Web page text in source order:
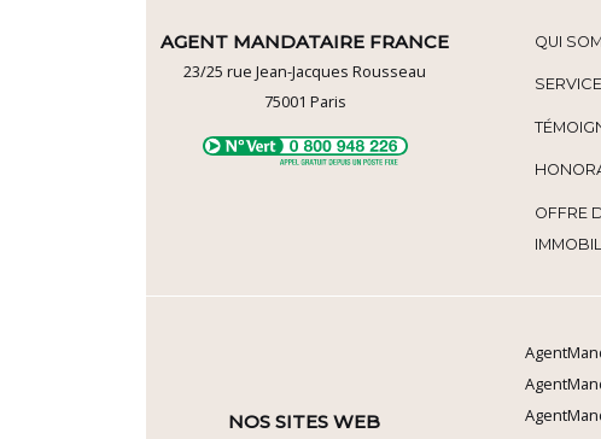
AGENT MANDATAIRE FRANCE
23/25 rue Jean-Jacques Rousseau
75001 Paris
QUI
OFFRE
NOS SITES WEB